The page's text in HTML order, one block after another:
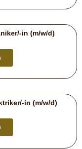
in (m/w/d)
in (m/w/d)